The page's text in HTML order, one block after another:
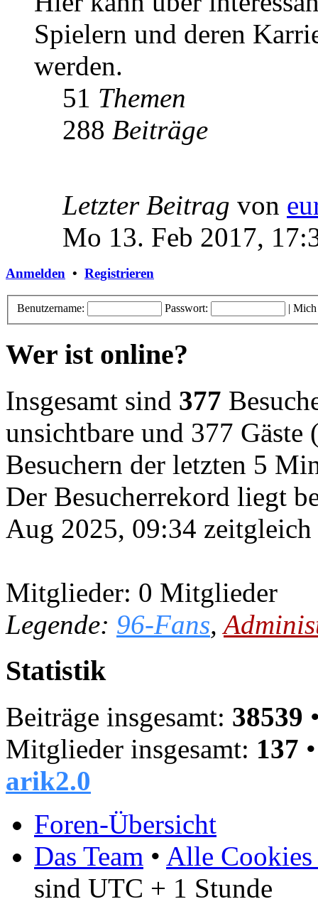
Spielern und deren
werden.
51 Themen
288 Beiträge
Letzter Beitrag von
Mo 13. Feb 2017,
Anmelden • Registrieren
Benutzername: Passwort: | Mich
Wer ist online?
Insgesamt sind 377
unsichtbare und 377 Gäste
Besuchern der letzten 5
Der Besucherrekord liegt
Aug 2025, 09:34
Mitglieder: 0 Mitglieder
Legende: 96-Fans,
Statistik
Beiträge insgesamt: 38539
Mitglieder insgesamt: 137
arik2.0
Foren-Übersicht
Das Team • Alle Cookies
sind UTC + 1 Stunde